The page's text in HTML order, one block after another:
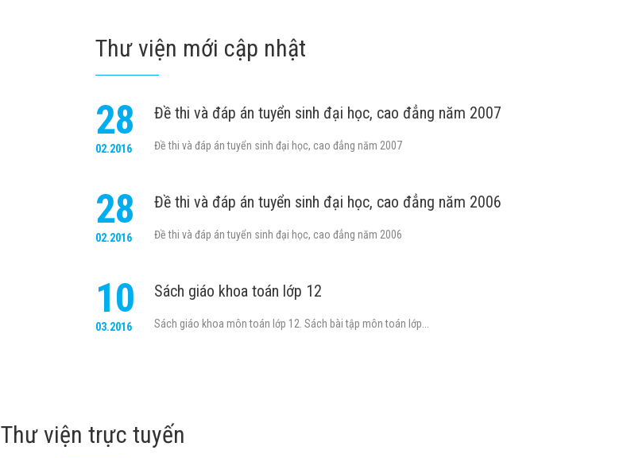
Thư viện mới cập nhật
28
02.2016
Đề thi và đáp án tuyển sinh đại học, cao đẳng năm 2007
Đề thi và đáp án tuyển sinh đại học, cao đẳng năm 2007
28
02.2016
Đề thi và đáp án tuyển sinh đại học, cao đẳng năm 2006
Đề thi và đáp án tuyển sinh đại học, cao đẳng năm 2006
10
03.2016
Sách giáo khoa toán lớp 12
Sách giáo khoa môn toán lớp 12. Sách bài tập môn toán lớp...
Thư viện trực tuyến